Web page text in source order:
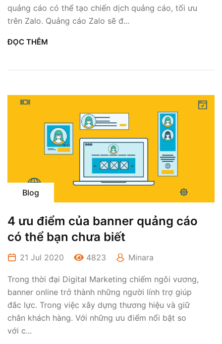
quảng cáo có thể tạo chiến dịch quảng cáo, tối ưu
trên Zalo. Quảng cáo Zalo sẽ đ...
ĐỌC THÊM
Blog
4 ưu điểm của banner quảng cáo
có thể bạn chưa biết
21 Jul 2020 4823 Minara
Trong thời đại Digital Marketing chiếm ngôi vương,
banner online trở thành những người lính trợ giúp
đắc lực. Trong việc xây dựng thương hiệu và giữ
chân khách hàng. Với những ưu điểm nổi bật so
với c...